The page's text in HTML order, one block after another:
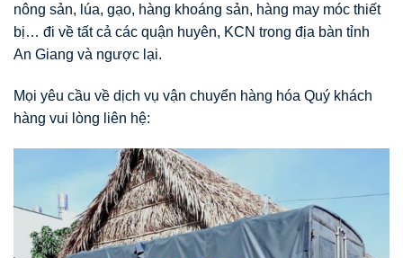
nông sản, lúa, gạo, hàng khoáng sản, hàng may móc thiết
bị… đi về tất cả các quận huyên, KCN trong địa bàn tỉnh
An Giang và ngược lại.
Mọi yêu cầu về dịch vụ vận chuyển hàng hóa Quý khách
hàng vui lòng liên hệ: